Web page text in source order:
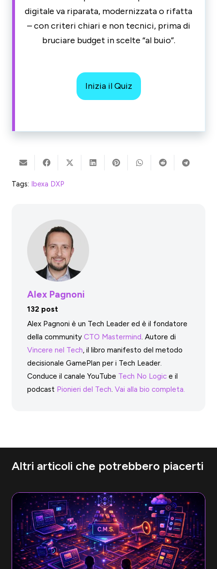
digitale va riparata, modernizzata o rifatta
– con criteri chiari e non tecnici, prima di
bruciare budget in scelte “al buio”.
Inizia il Quiz
Tags: Ibexa DXP
Alex Pagnoni
132 post
Alex Pagnoni è un Tech Leader ed è il fondatore
della community CTO Mastermind. Autore di
Vincere nel Tech, il libro manifesto del metodo
decisionale GamePlan per i Tech Leader.
Conduce il canale YouTube Tech No Logic e il
podcast Pionieri del Tech. Vai alla bio completa.
Altri articoli che potrebbero piacerti